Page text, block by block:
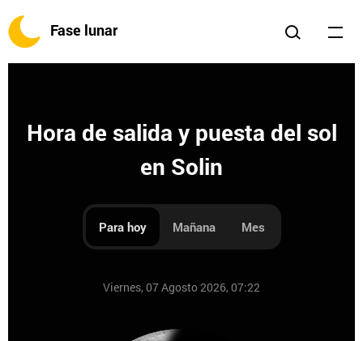
Fase lunar
Hora de salida y puesta del sol
en Solin
Para hoy Mañana Mes
Viernes, 07 Agosto 2026, 07:22